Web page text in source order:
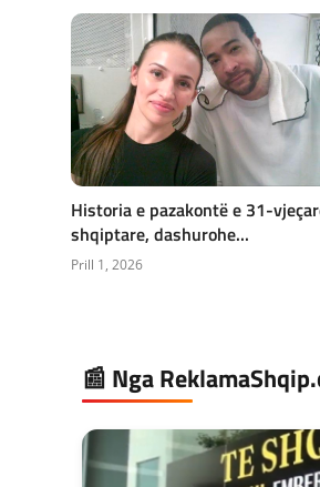
Historia e pazakontë e 31-
shqiptare, dashurohe...
Prill 1, 2026
📰 Nga